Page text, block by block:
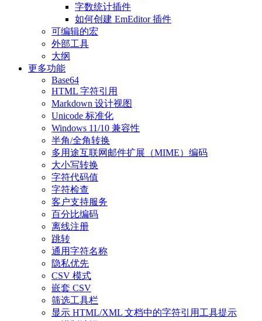
字数统计插件
如何创建 EmEditor 插件
可编辑的宏
外部工具
大纲
更多功能
Base64
HTML 字符引用
Markdown 设计视图
Unicode 标准化
Windows 11/10 兼容性
半角/全角转换
多用途互联网邮件扩展（MIME）编码
大小写转换
字符代码值
字符检查
客户支持服务
百分比编码
离线注册
跳转
通用字符名称
隐私优先
CSV 模式
嵌套 CSV
筛选工具栏
显示 HTML/XML 文档中的字符引用工具提示